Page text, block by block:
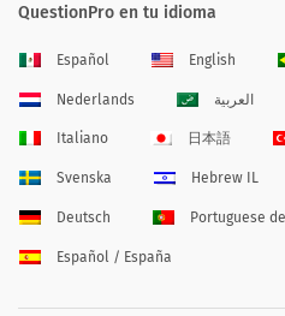
QuestionPro en tu idioma
Español English
Nederlands العربية
Italiano 日本語
Svenska Hebrew IL
Deutsch Portuguese
Español / España